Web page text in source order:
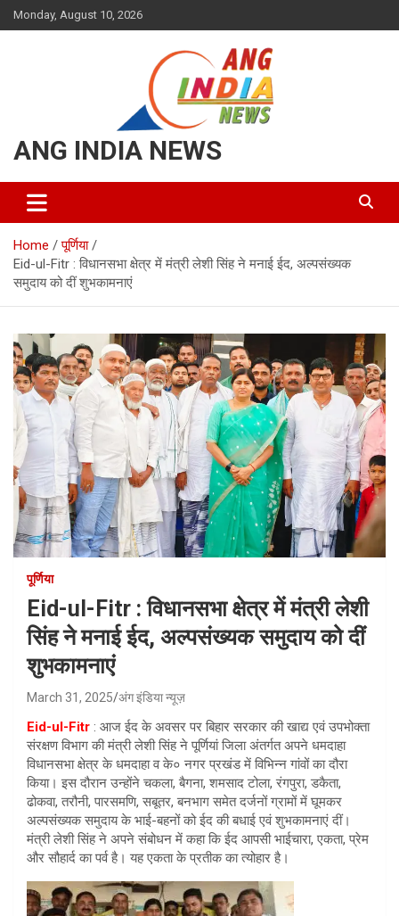
Skip
to
Monday, August 10, 2026
ANG INDIA NEWS
Home
पूर्णिया
Eid-ul-Fitr : विधानसभा क्षेत्र में मंत्री लेशी सिंह ने मनाई ईद, अल्पसंख्यक
समुदाय को दीं शुभकामनाएं
पूर्णिया
Eid-ul-Fitr : विधानसभा क्षेत्र में मंत्री लेशी
सिंह ने मनाई ईद, अल्पसंख्यक समुदाय को दीं
शुभकामनाएं
March 31, 2025 अंग इंडिया न्यूज़
Eid-ul-Fitr : आज ईद के अवसर पर बिहार सरकार की खाद्य एवं उपभोक्ता
संरक्षण विभाग की मंत्री लेशी सिंह ने पूर्णियां जिला अंतर्गत अपने धमदाहा
विधानसभा क्षेत्र के धमदाहा व के० नगर प्रखंड में विभिन्न गांवों का दौरा
किया। इस दौरान उन्होंने चकला, बैगना, शमसाद टोला, रंगपुरा, डकैता,
ढोकवा, तरौनी, पारसमणि, सबूतर, बनभाग समेत दर्जनों ग्रामों में घूमकर
अल्पसंख्यक समुदाय के भाई-बहनों को ईद की बधाई एवं शुभकामनाएं दीं।
मंत्री लेशी सिंह ने अपने संबोधन में कहा कि ईद आपसी भाईचारा, एकता, प्रेम
और सौहार्द का पर्व है। यह एकता के प्रतीक का त्योहार है।